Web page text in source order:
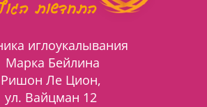
иглоукалывания
Марка Бейлина
Ришон Ле Цион,
ул. Вайцман 12